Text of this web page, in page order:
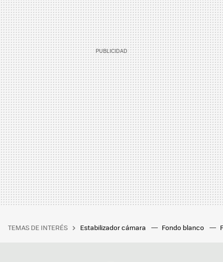
TEMAS DE INTERÉS Estabilizador cámara Fondo blanco